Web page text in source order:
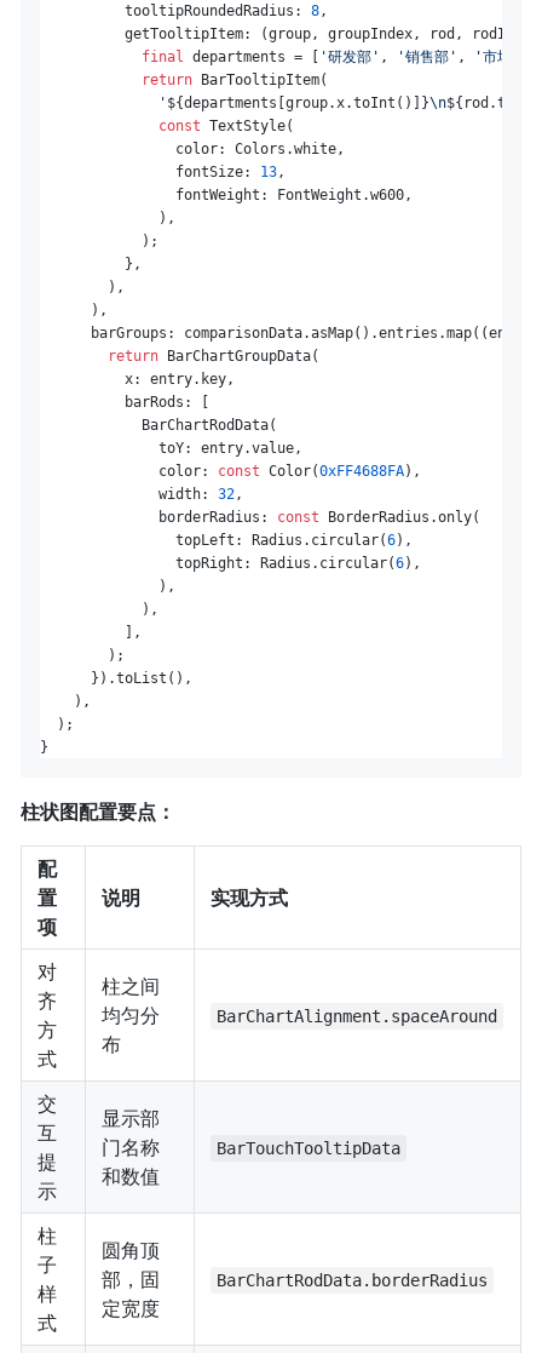
          tooltipRoundedRadius:
8,
getTooltipItem: (group, groupIndex, rod,
final departments = [ '研发部' , '销售部' , '市场部'
return BarTooltipItem(
' ${departments[group.x.toInt()]}\n
const TextStyle(
                color: Colors.white,
                fontSize:
13,
                fontWeight: FontWeight.w600,
              ),
            );
          },
        ),
      ),
barGroups: comparisonData.asMap().entries.map((entry)
return BarChartGroupData(
          x: entry.key,
          barRods: [
            BarChartRodData(
              toY: entry.value,
              color:
const Color(0xFF4688FA),
              width:
32,
              borderRadius:
const BorderRadius.only(
                topLeft: Radius.circular(
6),
                topRight: Radius.circular(
6),
              ),
            ),
          ],
        );
      }).toList(),
    ),
  );
柱状图配置要点：
配
置
项
说明 实现方式
对
齐
方
式
柱之间
均匀分
布
BarChartAlignment.spaceAround
交
互
提
示
显示部
门名称
和数值
BarTouchTooltipData
柱
子
样
式
圆角顶
部，固
定宽度
BarChartRodData.borderRadius